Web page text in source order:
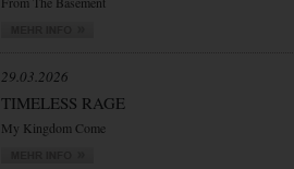
29.03.2026
TIMELESS RAGE
My Kingdom Come